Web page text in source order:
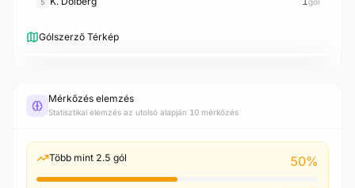
Gólszerző Térkép
Mérkőzés elemzés
Statisztikai elemzés az utolsó alapján 10 mérkőzés
Több mint 2.5 gól 50%